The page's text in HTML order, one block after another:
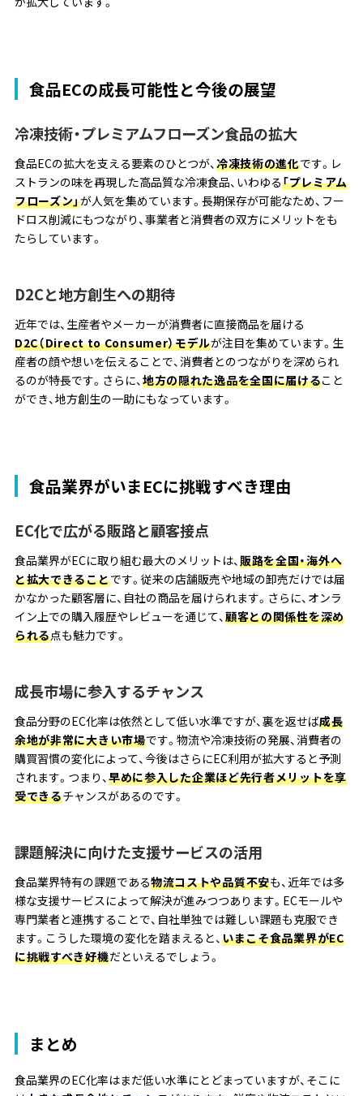
食品ECの成長可能性と今後の展望
冷凍技術・プレミアムフローズン食品の拡大
食品ECの拡大を支える要素のひとつが、 冷凍技術の進化です。レ
ストランの味を再現した高品質な冷凍食品、いわゆる「プレミアム
フローズン」が人気を集めています。長期保存が可能なため、フー
ドロス削減にもつながり、事業者と消費者の双方にメリットをも
たらしています。
D2Cと地方創生への期待
近年では、生産者やメーカーが消費者に直接商品を届ける
D2C（Direct to Consumer）モデルが注目を集めています。生
産者の顔や想いを伝えることで、消費者とのつながりを深められ
るのが特長です。さらに、地方の隠れた逸品を全国に届けること
ができ、地方創生の一助にもなっています。
食品業界がいまECに挑戦すべき理由
EC化で広がる販路と顧客接点
食品業界がECに取り組む最大のメリットは、 販路を全国・海外へ
と拡大できることです。従来の店舗販売や地域の卸売だけでは届
かなかった顧客層に、自社の商品を届けられます。さらに、オンラ
イン上での購入履歴やレビューを通じて、 顧客との関係性を深め
られる点も魅力です。
成長市場に参入するチャンス
食品分野のEC化率は依然として低い水準ですが、裏を返せば成長
余地が非常に大きい市場です。物流や冷凍技術の発展、消費者の
購買習慣の変化によって、今後はさらにEC利用が拡大すると予測
されます。つまり、 早めに参入した企業ほど先行者メリットを享
受できるチャンスがあるのです。
課題解決に向けた支援サービスの活用
食品業界特有の課題である物流コストや品質不安も、近年では多
様な支援サービスによって解決が進みつつあります。ECモールや
専門業者と連携することで、自社単独では難しい課題も克服でき
ます。こうした環境の変化を踏まえると、いまこそ食品業界がEC
に挑戦すべき好機だといえるでしょう。
まとめ
食品業界のEC化率はまだ低い水準にとどまっていますが、そこに